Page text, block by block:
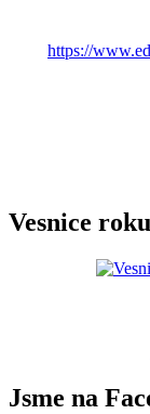
https://
Vesnice roku
Jsme na